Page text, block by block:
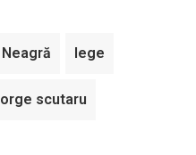
lege
scutaru